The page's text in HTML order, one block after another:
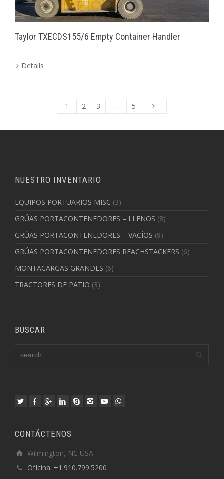
Taylor TXECDS155/6 Empty Container Handler
Details
1 2 3 … 5
NUESTRO INVENTARIO
EQUIPOS PORTUARIOS MISC (3)
GRÚAS PORTACONTENEDORES – LLENOS (8)
GRÚAS PORTACONTENEDORES – VACÍOS (9)
GRÚAS PORTACONTENEDORES REACHSTACKERS (6)
MONTACARGAS GRANDES (6)
TRACTORES DE PATIO (3)
BUSCAR
CONTÁCTENOS
Wilmington, NC USA
OfIcina: +1.910.799.5200